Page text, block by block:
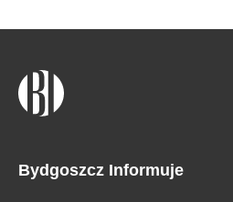
Bydgoszcz Informuje